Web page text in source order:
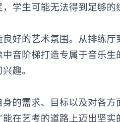
学生可能无法得到足够的
的艺术氛围。从排练厅
音阶梯打造专属于音乐生
趣。
需求、目标以及对各方
在艺考的道路上迈出坚